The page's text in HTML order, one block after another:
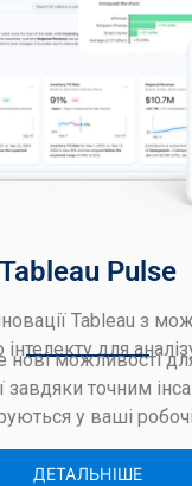
Tableau Pulse
Tableau з
для
нові можливості
завдяки точним
у ваші
ДЕТАЛЬНІШЕ